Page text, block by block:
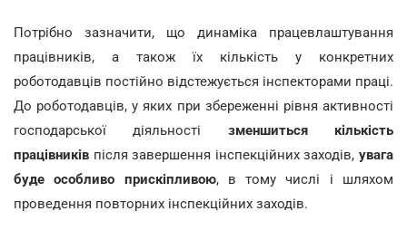
Потрібно зазначити, що динаміка працевлаштування
працівників, а також їх кількість у конкретних
роботодавців постійно відстежується інспекторами праці.
До роботодавців, у яких при збереженні рівня активності
господарської діяльності зменшиться кількість
працівників після завершення інспекційних заходів, увага
буде особливо прискіпливою, в тому числі і шляхом
проведення повторних інспекційних заходів.